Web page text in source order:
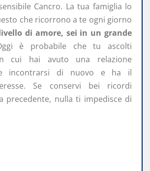
Cancro. La tua famiglia lo
che ricorrono a te ogni giorno
di amore, sei in un grande
è probabile che tu ascolti
cui hai avuto una relazione
incontrarsi di nuovo e ha il
Se conservi bei ricordi
precedente, nulla ti impedisce di